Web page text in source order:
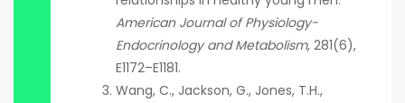
American Journal of Physiology-
Endocrinology and Metabolism, 281(6),
E1172–E1181.
Wang, C., Jackson, G., Jones, T.H.,